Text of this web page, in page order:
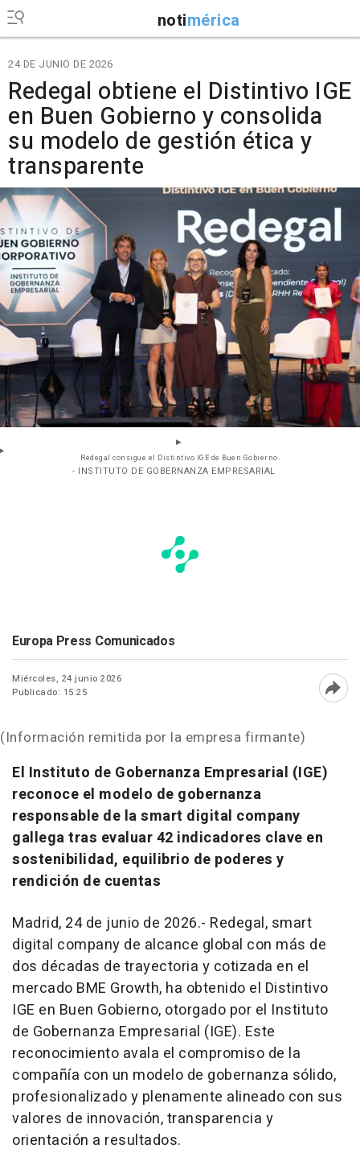
notimérica
24 DE JUNIO DE 2026
Redegal obtiene el Distintivo IGE
en Buen Gobierno y consolida
su modelo de gestión ética y
transparente
Redegal consigue el Distintivo IGE de Buen Gobierno.
- INSTITUTO DE GOBERNANZA EMPRESARIAL
Europa Press Comunicados
Miércoles, 24 junio 2026
Publicado: 15:25
(Información remitida por la empresa firmante)
El Instituto de Gobernanza Empresarial (IGE)
reconoce el modelo de gobernanza
responsable de la smart digital company
gallega tras evaluar 42 indicadores clave en
sostenibilidad, equilibrio de poderes y
rendición de cuentas
Madrid, 24 de junio de 2026.- Redegal, smart
digital company de alcance global con más de
dos décadas de trayectoria y cotizada en el
mercado BME Growth, ha obtenido el Distintivo
IGE en Buen Gobierno, otorgado por el Instituto
de Gobernanza Empresarial (IGE). Este
reconocimiento avala el compromiso de la
compañía con un modelo de gobernanza sólido,
profesionalizado y plenamente alineado con sus
valores de innovación, transparencia y
orientación a resultados.